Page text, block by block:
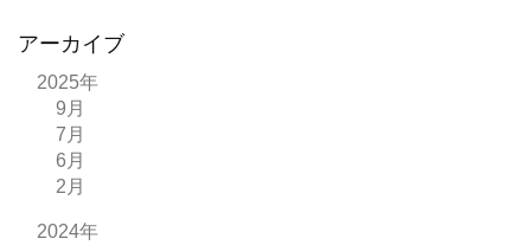
アーカイブ
2025年
9月
7月
6月
2月
2024年